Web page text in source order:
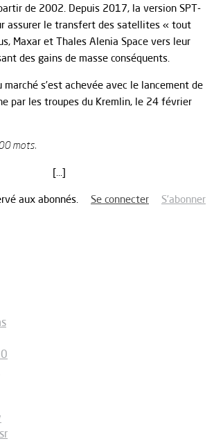
de 2002. Depuis 2017, la version SPT-
assurer le transfert des satellites « tout
Maxar et Thales Alenia Space vers leur
des gains de masse conséquents.
s’est achevée avec le lancement de
par les troupes du Kremlin, le 24 février
mots.
[…]
aux abonnés. Se connecter S’abonner